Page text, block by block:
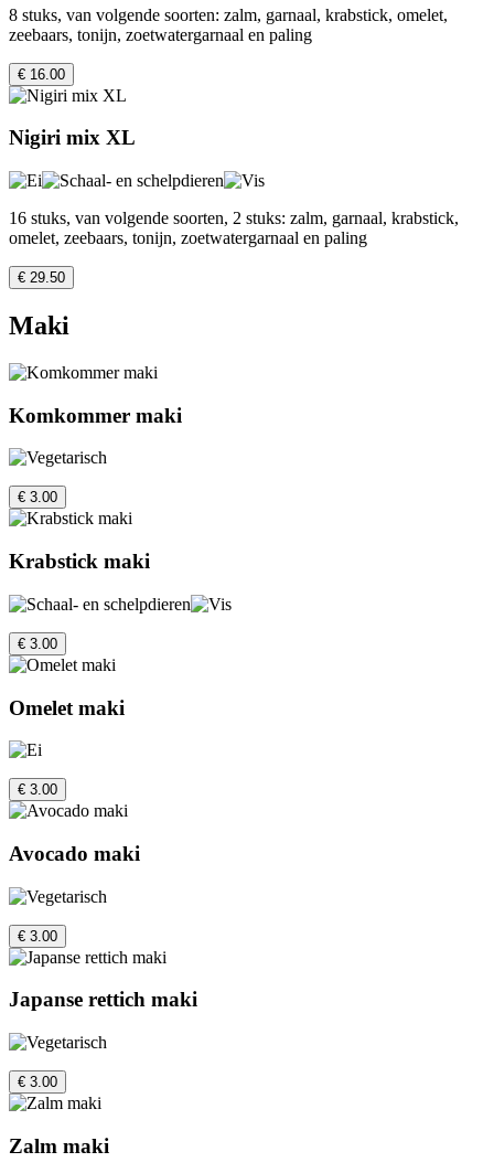
8 stuks, van volgende soorten: zalm, garnaal, krabstick, omelet,
zeebaars, tonijn, zoetwatergarnaal en paling
€ 16.00
Nigiri mix XL
16 stuks, van volgende soorten, 2 stuks: zalm, garnaal, krabstick,
omelet, zeebaars, tonijn, zoetwatergarnaal en paling
€ 29.50
Maki
Komkommer maki
€ 3.00
Krabstick maki
€ 3.00
Omelet maki
€ 3.00
Avocado maki
€ 3.00
Japanse rettich maki
€ 3.00
Zalm maki